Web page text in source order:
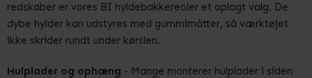
redskaber er vores BI hyldebakkereoler et oplagt valg. De
dybe hylder kan udstyres med gummimåtter, så værktøjet
ikke skrider rundt under kørslen.
Hulplader og ophæng - Mange monterer hulplader i siden